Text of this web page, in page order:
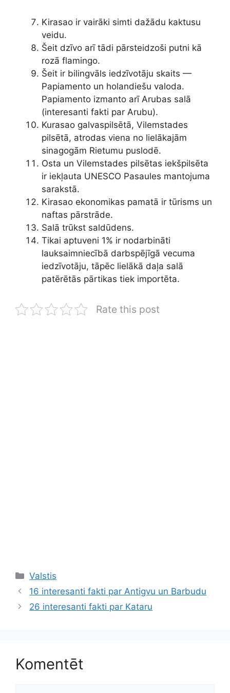
Kirasao ir vairāki simti dažādu kaktusu
veidu.
Šeit dzīvo arī tādi pārsteidzoši putni kā
rozā flamingo.
Šeit ir bilingvāls iedzīvotāju skaits —
Papiamento un holandiešu valoda.
Papiamento izmanto arī Arubas salā
(interesanti fakti par Arubu).
Kurasao galvaspilsētā, Vilemstades
pilsētā, atrodas viena no lielākajām
sinagogām Rietumu puslodē.
Osta un Vilemstades pilsētas iekšpilsēta
ir iekļauta UNESCO Pasaules mantojuma
sarakstā.
Kirasao ekonomikas pamatā ir tūrisms un
naftas pārstrāde.
Salā trūkst saldūdens.
Tikai aptuveni 1% ir nodarbināti
lauksaimniecībā darbspējīgā vecuma
iedzīvotāju, tāpēc lielākā daļa salā
patērētās pārtikas tiek importēta.
Rate this post
Kategorijas
Valstis
16 interesanti fakti par Antigvu un Barbudu
26 interesanti fakti par Kataru
Komentēt